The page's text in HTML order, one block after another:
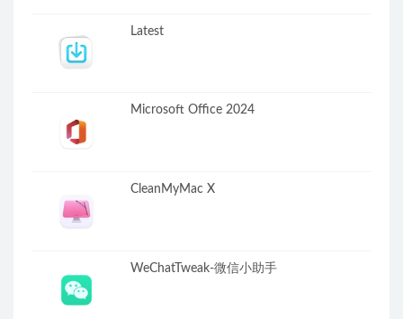
Latest
Microsoft Office 2024
CleanMyMac X
WeChatTweak-微信小助手